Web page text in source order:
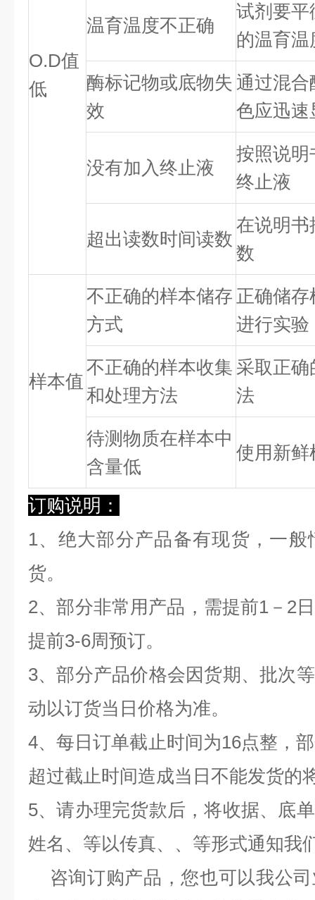
O.D值
低
温育温度不正确
试剂要平
的温育温
酶标记物或底物失
效
通过混
色应迅速
没有加入终止液
按照说明
终止液
超出读数时间读数
在说明书
数
样本值
不正确的样本储存
方式
正确储
进行实验
不正确的样本收集
和处理方法
采取正
法
待测物质在样本中
含量低
使用新鲜
订购说明：
1、绝大部分产品备有现货，一
货。
2、部分非常用产品，需提前1－2
提前3-6周预订。
3、部分产品价格会因货期、批次
动以订货当日价格为准。
4、每日订单截止时间为16点整，
超过截止时间造成当日不能发货的
5、请办理完货款后，将收据、底
姓名、等以传真、、等形式通知我
咨询订购产品，您也可以我公